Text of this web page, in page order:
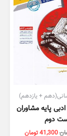
+ یازدهم)
پایه مشاوران
دوم
41,300تومان